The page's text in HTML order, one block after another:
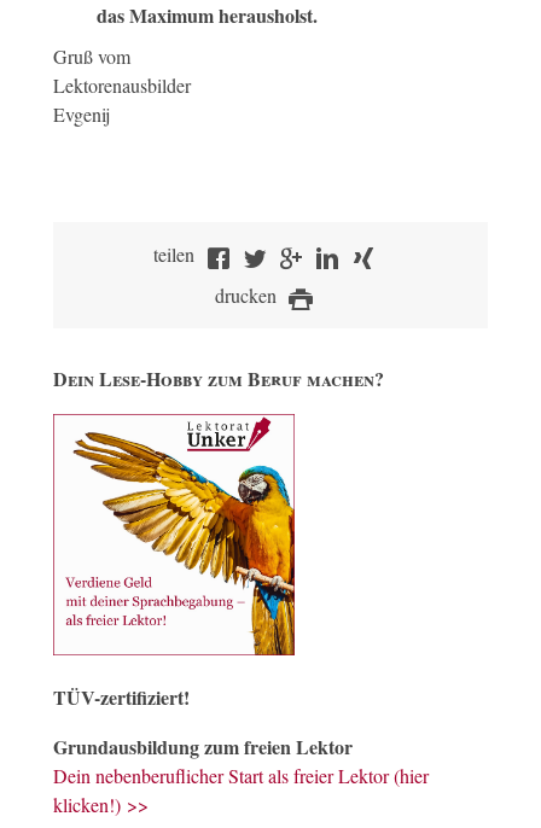
das Maximum herausholst.
Gruß vom
Lektorenausbilder
Evgenij
teilen
drucken
Dein Lese-Hobby zum Beruf machen?
TÜV-zertifiziert!
Grundausbildung zum freien Lektor
Dein nebenberuflicher Start als freier Lektor (hier
klicken!) >>